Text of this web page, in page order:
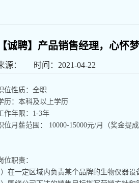
诚聘】产品销售经理，心怀
源： 时间：2021-04-22
位性质：全职
历：本科及以上学历
作年限：1-3年
位月薪范围： 10000-15000元/月（奖金提成
位职责：
在一定区域内负责某个品牌的生物仪器